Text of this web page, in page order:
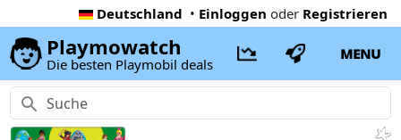
Deutschland • Einloggen oder Registrieren
Playmowatch
Die besten Playmobil deals
MENU